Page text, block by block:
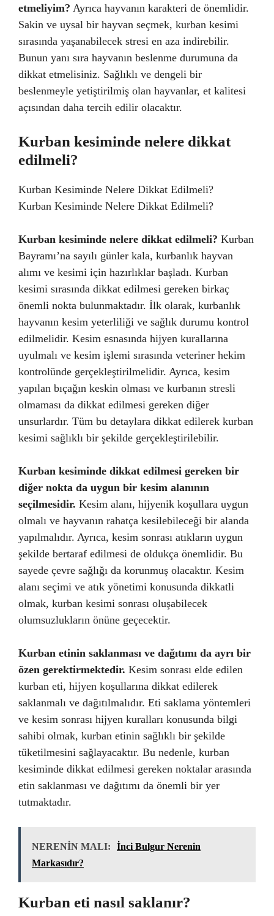
etmeliyim? Ayrıca hayvanın karakteri de önemlidir.
Sakin ve uysal bir hayvan seçmek, kurban kesimi
sırasında yaşanabilecek stresi en aza indirebilir.
Bunun yanı sıra hayvanın beslenme durumuna da
dikkat etmelisiniz. Sağlıklı ve dengeli bir
beslenmeyle yetiştirilmiş olan hayvanlar, et kalitesi
açısından daha tercih edilir olacaktır.
Kurban kesiminde nelere dikkat
edilmeli?
Kurban Kesiminde Nelere Dikkat Edilmeli?
Kurban Kesiminde Nelere Dikkat Edilmeli?
Kurban kesiminde nelere dikkat edilmeli? Kurban
Bayramı’na sayılı günler kala, kurbanlık hayvan
alımı ve kesimi için hazırlıklar başladı. Kurban
kesimi sırasında dikkat edilmesi gereken birkaç
önemli nokta bulunmaktadır. İlk olarak, kurbanlık
hayvanın kesim yeterliliği ve sağlık durumu kontrol
edilmelidir. Kesim esnasında hijyen kurallarına
uyulmalı ve kesim işlemi sırasında veteriner hekim
kontrolünde gerçekleştirilmelidir. Ayrıca, kesim
yapılan bıçağın keskin olması ve kurbanın stresli
olmaması da dikkat edilmesi gereken diğer
unsurlardır. Tüm bu detaylara dikkat edilerek kurban
kesimi sağlıklı bir şekilde gerçekleştirilebilir.
Kurban kesiminde dikkat edilmesi gereken bir
diğer nokta da uygun bir kesim alanının
seçilmesidir. Kesim alanı, hijyenik koşullara uygun
olmalı ve hayvanın rahatça kesilebileceği bir alanda
yapılmalıdır. Ayrıca, kesim sonrası atıkların uygun
şekilde bertaraf edilmesi de oldukça önemlidir. Bu
sayede çevre sağlığı da korunmuş olacaktır. Kesim
alanı seçimi ve atık yönetimi konusunda dikkatli
olmak, kurban kesimi sonrası oluşabilecek
olumsuzlukların önüne geçecektir.
Kurban etinin saklanması ve dağıtımı da ayrı bir
özen gerektirmektedir. Kesim sonrası elde edilen
kurban eti, hijyen koşullarına dikkat edilerek
saklanmalı ve dağıtılmalıdır. Eti saklama yöntemleri
ve kesim sonrası hijyen kuralları konusunda bilgi
sahibi olmak, kurban etinin sağlıklı bir şekilde
tüketilmesini sağlayacaktır. Bu nedenle, kurban
kesiminde dikkat edilmesi gereken noktalar arasında
etin saklanması ve dağıtımı da önemli bir yer
tutmaktadır.
NERENİN MALI:
İnci Bulgur Nerenin
Markasıdır?
Kurban eti nasıl saklanır?